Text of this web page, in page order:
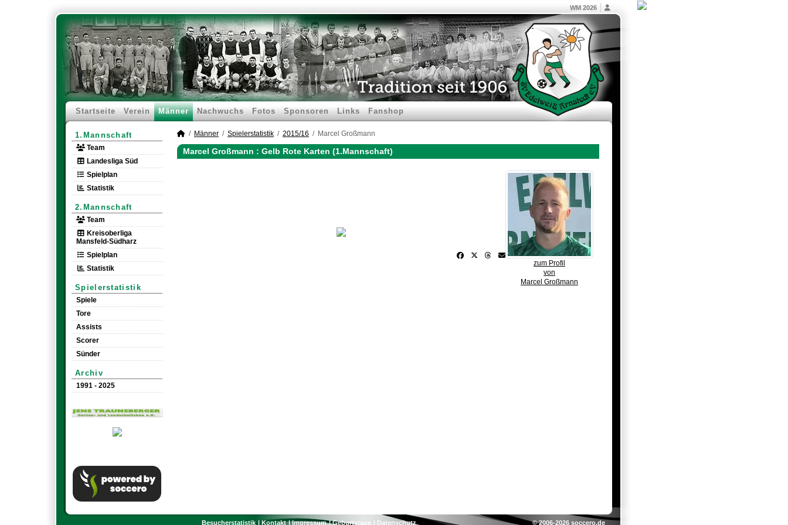
WM 2026
Startseite Verein Männer Nachwuchs Fotos Sponsoren Links Fanshop
1.Mannschaft
Team
Landesliga Süd
Spielplan
Statistik
2.Mannschaft
Team
Kreisoberliga
Mansfeld-Südharz
Spielplan
Statistik
Spielerstatistik
Spiele
Tore
Assists
Scorer
Sünder
Archiv
1991 - 2025
Männer Spielerstatistik 2015/16 Marcel Großmann
Marcel Großmann : Gelb Rote Karten (1.Mannschaft)
zum Profil
von
Marcel Großmann
Besucherstatistik Kontakt Impressum Geburtstage Datenschutz © 2006-2026 soccero.de